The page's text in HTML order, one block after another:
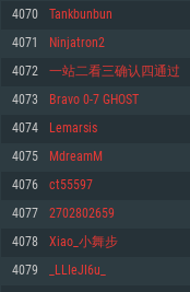
메모리: 4GB
그래픽 카드: DirectX 11 이상
GeForce GT 660. 최소 사양 해
네트워크: 브로드밴드 인터넷
여유 저장 공간: 22.1 GB (최소
권장 사양
메모리: 6 GB
그래픽 카드: Metal 을 지원하
능을 가지는 Mac 버전의
네트워크: 브로드밴드 인터넷
여유 저장 공간: 22.1 GB (최소
권장 사양
메모리: 4 GB
그래픽 카드: Vulkan 을 지원
660 (6개월 미만) 혹은 그와
원하는 AMD (6개월 미만; 최
네트워크: 브로드밴드 인터넷
여유 저장 공간: 22.1 GB (최소
권장 사양
운영체제: Ubuntu 20.04 64bit
프로세서: Intel Core i7
메모리: 16 GB
4070 Tankbunbun
4071 Ninjatron2
4072 一站二看三确认四通过
4073 Bravo 0-7 GHOST
4074 Lemarsis
4075 MdreamM
4076 ct55597
4077 2702802659
4078 Xiao_小舞步
4079 _LLIeJI6u_